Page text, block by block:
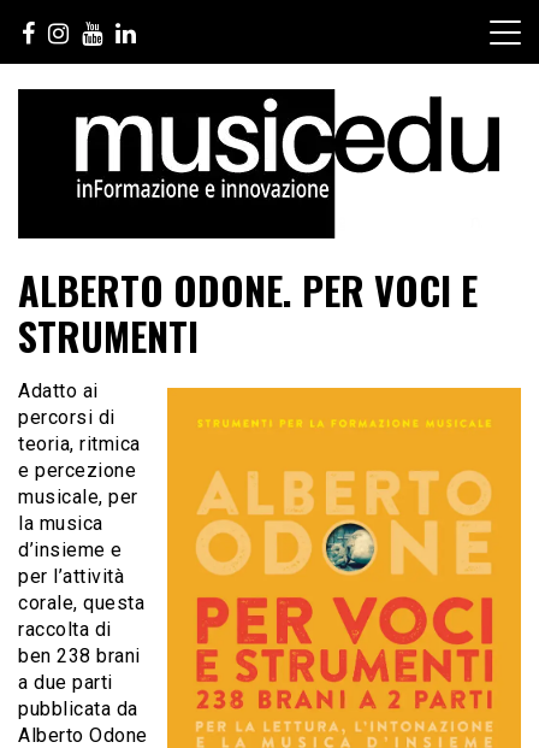
contenuto
ALBERTO ODONE. PER VOCI E
STRUMENTI
Adatto ai
percorsi di
teoria, ritmica
e percezione
musicale, per
la musica
d’insieme e
per l’attività
corale, questa
raccolta di
ben 238 brani
a due parti
pubblicata da
Alberto Odone